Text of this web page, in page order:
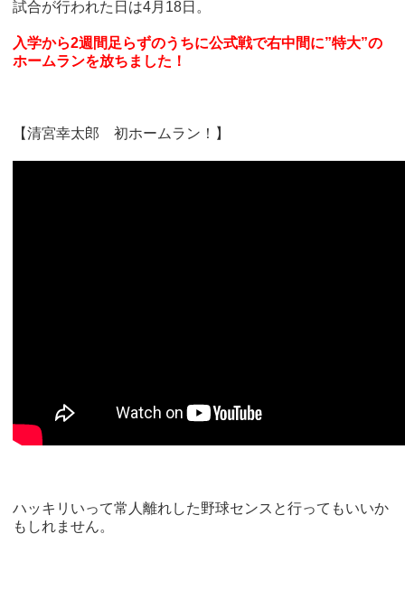
試合が行われた日は4月18日。
入学から2週間足らずのうちに公式戦で右中間に”特大”の
ホームランを放ちました！
【清宮幸太郎 初ホームラン！】
ハッキリいって常人離れした野球センスと行ってもいいか
もしれません。